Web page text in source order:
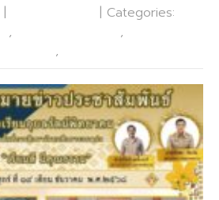
| | Categories:
, ,
,